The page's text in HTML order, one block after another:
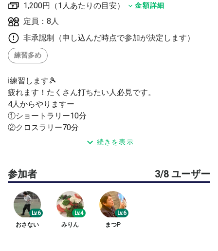
1,200円（1人あたりの目安）
金額詳細
定員：8人
非承認制（申し込んだ時点で参加が決定します）
練習多め
ℹ️練習します🎾
疲れます！たくさん打ちたい人必見です。
4人からやりますー
①ショートラリー10分
②クロスラリー70分
迷ったら参加してみてください！
続きを表示
参加者 3/8 ユーザー
Lv.6
おさない
Lv.4
みりん
Lv.6
まつP